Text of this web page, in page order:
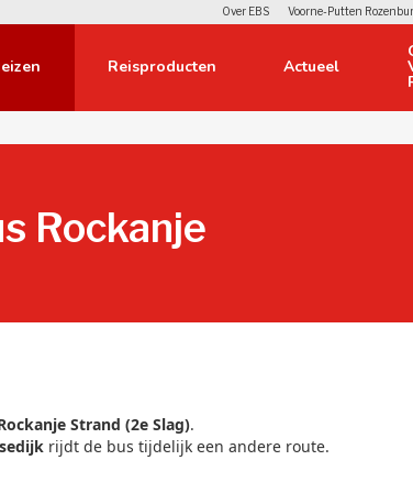
Over EBS Voorne-Putten
Reisproducten Actueel
Restitutie
Reclame in de bus
Voorwaarden en privacy
Rockanje
Strand (2e Slag).
rijdt de bus tijdelijk een andere route.